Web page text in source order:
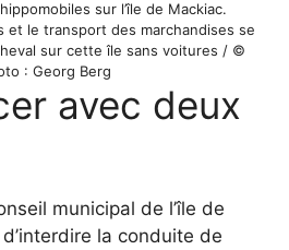
sur l’île de Mackiac.
et le transport des marchandises se
sur cette île sans voitures / ©
: Georg Berg
avec deux
municipal de l’île de
la conduite de